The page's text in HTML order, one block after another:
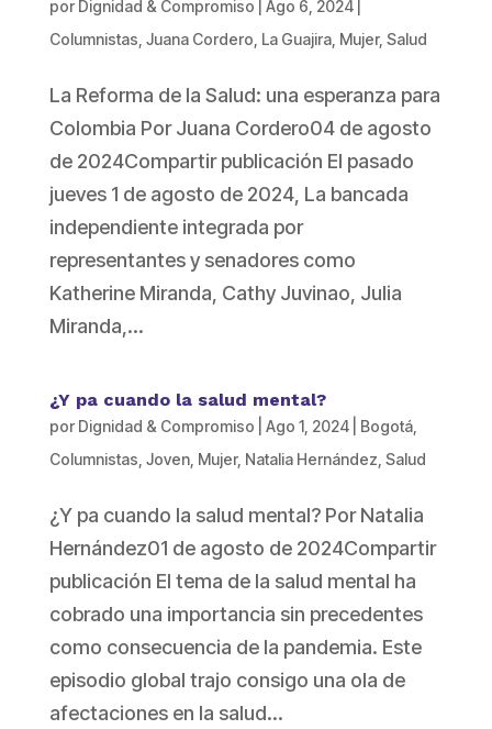
por Dignidad & Compromiso Ago 6, 2024|
Columnistas Juana Cordero La Guajira, Mujer, Salud
La Reforma de la Salud: una esperanza para
Colombia Por Juana Cordero04 de agosto
de 2024Compartir publicación El pasado
jueves 1 de agosto de 2024, La bancada
independiente integrada por
representantes y senadores como
Katherine Miranda, Cathy Juvinao, Julia
Miranda,...
¿Y pa cuando la salud mental?
por Dignidad & Compromiso Ago 1, 2024| Bogotá,
Columnistas Joven, Mujer, Natalia Hernández Salud
¿Y pa cuando la salud mental? Por Natalia
Hernández01 de agosto de 2024Compartir
publicación El tema de la salud mental ha
cobrado una importancia sin precedentes
como consecuencia de la pandemia. Este
episodio global trajo consigo una ola de
afectaciones en la salud...